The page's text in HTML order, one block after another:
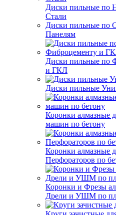
Диски пильные по
Стали
Диски пильные по
Панелям
Диски пильные по
и ГКЛ
Диски пильные
Коронки алмазные
машин по бетону
Коронки алмазные
Перфораторов по
Коронки и Фрезы
Дрели и УШМ по